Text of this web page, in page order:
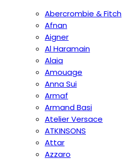
Abercrombie & Fitch
Afnan
Aigner
Al Haramain
Alaia
Amouage
Anna Sui
Armaf
Armand Basi
Atelier Versace
ATKINSONS
Attar
Azzaro